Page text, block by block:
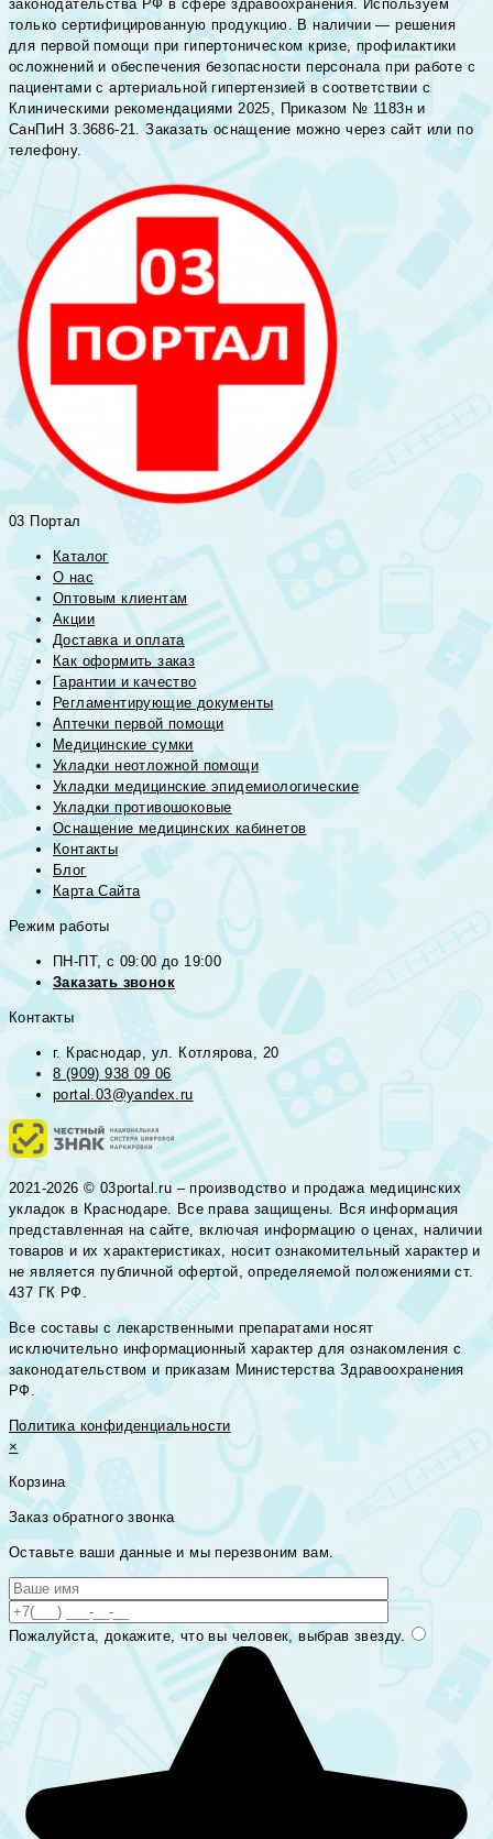
законодательства РФ в сфере здравоохранения. Используем
только сертифицированную продукцию. В наличии — решения
для первой помощи при гипертоническом кризе, профилактики
осложнений и обеспечения безопасности персонала при работе с
пациентами с артериальной гипертензией в соответствии с
Клиническими рекомендациями 2025, Приказом № 1183н и
СанПиН 3.3686-21. Заказать оснащение можно через сайт или по
телефону.
03 Портал
Каталог
О нас
Оптовым клиентам
Акции
Доставка и оплата
Как оформить заказ
Гарантии и качество
Регламентирующие документы
Аптечки первой помощи
Медицинские сумки
Укладки неотложной помощи
Укладки медицинские эпидемиологические
Укладки противошоковые
Оснащение медицинских кабинетов
Контакты
Блог
Карта Сайта
Режим работы
ПН-ПТ, с 09:00 до 19:00
Заказать звонок
Контакты
г. Краснодар, ул. Котлярова, 20
8 (909) 938 09 06
portal.03@yandex.ru
2021-2026 © 03portal.ru – производство и продажа медицинских
укладок в Краснодаре. Все права защищены. Вся информация
представленная на сайте, включая информацию о ценах, наличии
товаров и их характеристиках, носит ознакомительный характер и
не является публичной офертой, определяемой положениями ст.
437 ГК РФ.
Все составы с лекарственными препаратами носят
исключительно информационный характер для ознакомления с
законодательством и приказам Министерства Здравоохранения
РФ.
Политика конфиденциальности
×
Корзина
Заказ обратного звонка
Оставьте ваши данные и мы перезвоним вам.
Пожалуйста, докажите, что вы человек, выбрав звезду.